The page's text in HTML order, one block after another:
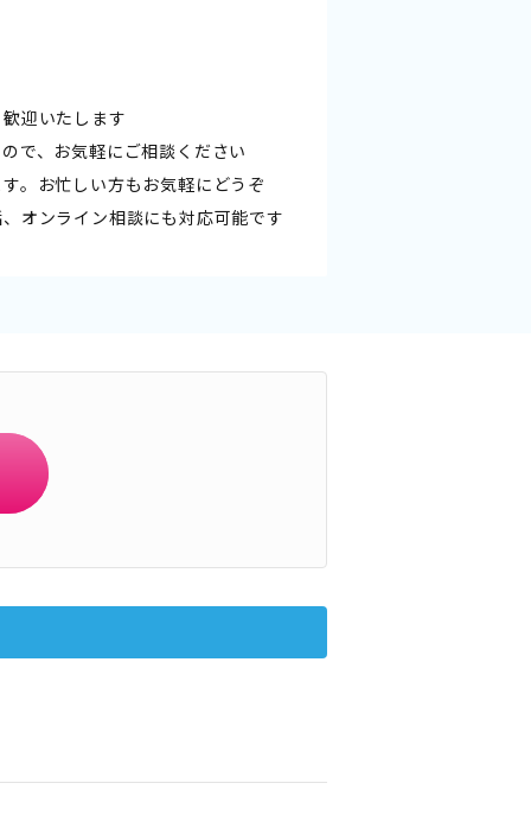
迎いたします
で、お気軽にご相談ください
。お忙しい方もお気軽にどうぞ
オンライン相談にも対応可能です